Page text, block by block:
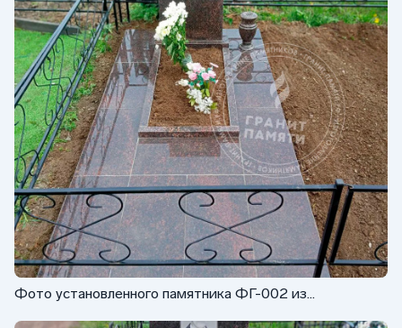
Фото установленного памятника ФГ-002 из